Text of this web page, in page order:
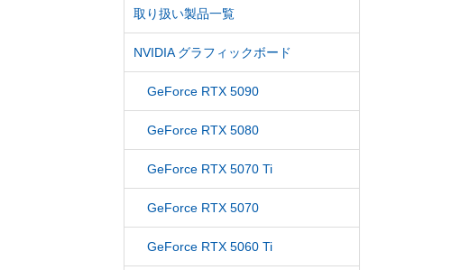
取り扱い製品一覧
NVIDIA グラフィックボード
GeForce RTX 5090
GeForce RTX 5080
GeForce RTX 5070 Ti
GeForce RTX 5070
GeForce RTX 5060 Ti